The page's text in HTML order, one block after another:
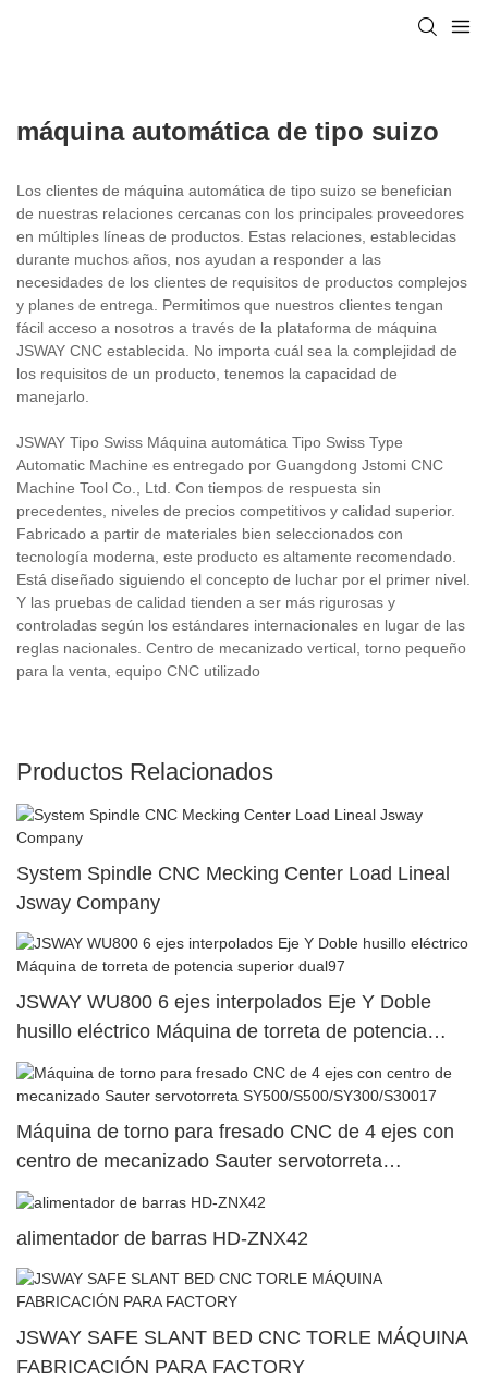
máquina automática de tipo suizo
Los clientes de máquina automática de tipo suizo se benefician
de nuestras relaciones cercanas con los principales proveedores
en múltiples líneas de productos. Estas relaciones, establecidas
durante muchos años, nos ayudan a responder a las
necesidades de los clientes de requisitos de productos complejos
y planes de entrega. Permitimos que nuestros clientes tengan
fácil acceso a nosotros a través de la plataforma de máquina
JSWAY CNC establecida. No importa cuál sea la complejidad de
los requisitos de un producto, tenemos la capacidad de
manejarlo.
JSWAY Tipo Swiss Máquina automática Tipo Swiss Type
Automatic Machine es entregado por Guangdong Jstomi CNC
Machine Tool Co., Ltd. Con tiempos de respuesta sin
precedentes, niveles de precios competitivos y calidad superior.
Fabricado a partir de materiales bien seleccionados con
tecnología moderna, este producto es altamente recomendado.
Está diseñado siguiendo el concepto de luchar por el primer nivel.
Y las pruebas de calidad tienden a ser más rigurosas y
controladas según los estándares internacionales en lugar de las
reglas nacionales. Centro de mecanizado vertical, torno pequeño
para la venta, equipo CNC utilizado
Productos Relacionados
System Spindle CNC Mecking Center Load Lineal
Jsway Company
JSWAY WU800 6 ejes interpolados Eje Y Doble
husillo eléctrico Máquina de torreta de potencia
superior dual97
Máquina de torno para fresado CNC de 4 ejes con
centro de mecanizado Sauter servotorreta
SY500/S500/SY300/S30017
alimentador de barras HD-ZNX42
JSWAY SAFE SLANT BED CNC TORLE MÁQUINA
FABRICACIÓN PARA FACTORY